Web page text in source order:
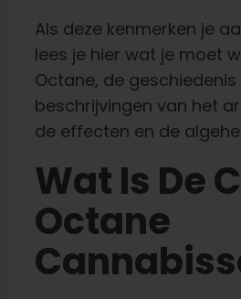
Als deze kenmerken je
lees je hier wat je moet
Octane, de geschiedenis
beschrijvingen van het
de effecten en de
Wat Is De
Octane